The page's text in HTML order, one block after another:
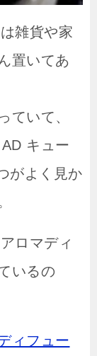
雑貨や家
置いてあ
ていて、
キュー
がよく見か
ロマディ
いるの
ィフュー